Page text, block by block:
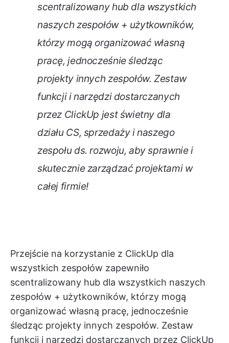
scentralizowany hub dla wszystkich
naszych zespołów + użytkowników,
którzy mogą organizować własną
pracę, jednocześnie śledząc
projekty innych zespołów. Zestaw
funkcji i narzędzi dostarczanych
przez ClickUp jest świetny dla
działu CS, sprzedaży i naszego
zespołu ds. rozwoju, aby sprawnie i
skutecznie zarządzać projektami w
całej firmie!
Przejście na korzystanie z ClickUp dla
wszystkich zespołów zapewniło
scentralizowany hub dla wszystkich naszych
zespołów + użytkowników, którzy mogą
organizować własną pracę, jednocześnie
śledząc projekty innych zespołów. Zestaw
funkcji i narzędzi dostarczanych przez ClickUp